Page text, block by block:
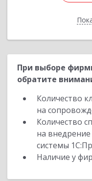
При выборе
обратите
Количество
на
Количество
на
системы
Наличие у